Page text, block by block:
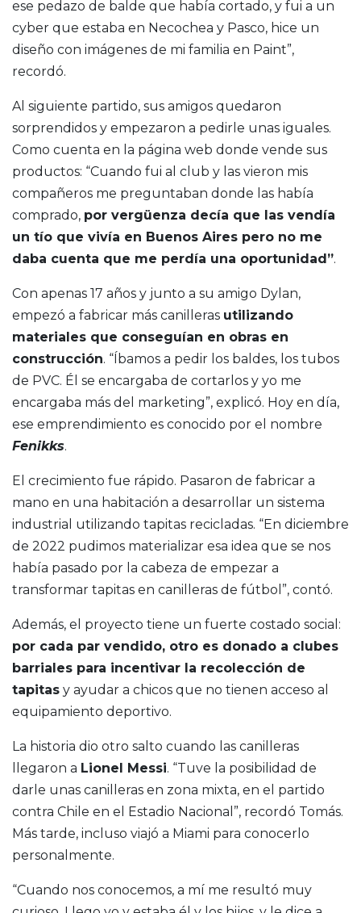
ese pedazo de balde que había cortado, y fui a un
cyber que estaba en Necochea y Pasco, hice un
diseño con imágenes de mi familia en Paint”,
recordó.
Al siguiente partido, sus amigos quedaron
sorprendidos y empezaron a pedirle unas iguales.
Como cuenta en la página web donde vende sus
productos: “Cuando fui al club y las vieron mis
compañeros me preguntaban donde las había
comprado, por vergüenza decía que las vendía
un tío que vivía en Buenos Aires pero no me
daba cuenta que me perdía una oportunidad”.
Con apenas 17 años y junto a su amigo Dylan,
empezó a fabricar más canilleras utilizando
materiales que conseguían en obras en
construcción. “Íbamos a pedir los baldes, los tubos
de PVC. Él se encargaba de cortarlos y yo me
encargaba más del marketing”, explicó. Hoy en día,
ese emprendimiento es conocido por el nombre
Fenikks.
El crecimiento fue rápido. Pasaron de fabricar a
mano en una habitación a desarrollar un sistema
industrial utilizando tapitas recicladas. “En diciembre
de 2022 pudimos materializar esa idea que se nos
había pasado por la cabeza de empezar a
transformar tapitas en canilleras de fútbol”, contó.
Además, el proyecto tiene un fuerte costado social:
por cada par vendido, otro es donado a clubes
barriales para incentivar la recolección de
tapitas y ayudar a chicos que no tienen acceso al
equipamiento deportivo.
La historia dio otro salto cuando las canilleras
llegaron a Lionel Messi. “Tuve la posibilidad de
darle unas canilleras en zona mixta, en el partido
contra Chile en el Estadio Nacional”, recordó Tomás.
Más tarde, incluso viajó a Miami para conocerlo
personalmente.
“Cuando nos conocemos, a mí me resultó muy